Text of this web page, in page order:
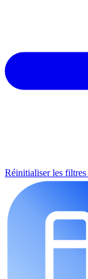
Réinitialiser les filtres